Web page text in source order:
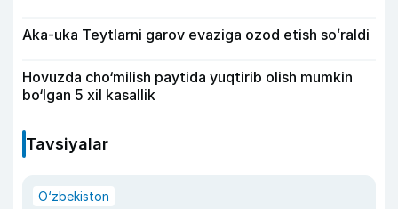
Aka-uka Teytlarni garov evaziga ozod etish soʻraldi
Hovuzda cho‘milish paytida yuqtirib olish mumkin
bo‘lgan 5 xil kasallik
Tavsiyalar
O‘zbekiston